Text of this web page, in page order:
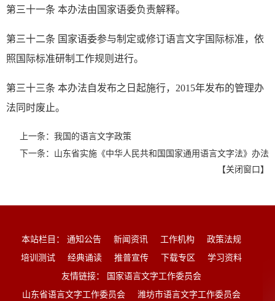
第三十一条 本办法由国家语委负责解释。
第三十二条 国家语委参与制定或修订语言文字国际标准，依
照国际标准研制工作规则进行。
第三十三条 本办法自发布之日起施行，2015年发布的管理办
法同时废止。
上一条：我国的语言文字政策
下一条：山东省实施《中华人民共和国国家通用语言文字法》办法
【关闭窗口】
本站栏目： 通知公告 新闻资讯 工作机构
政策法规
培训测试
经典诵读 推普宣传 下载专区
学习资料
友情链接： 国家语言文字工作委员会
山东省语言文字工作委员会
潍坊市语言文字工作委员会